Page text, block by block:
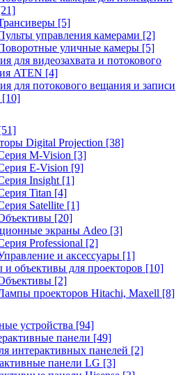
[5]
управления камерами [2]
уличные камеры [5]
для видеозахвата и потокового
ATEN [4]
для потокового вещания и записи
[10]
Digital Projection [38]
M-Vision [3]
E-Vision [9]
Insight [1]
Titan [4]
Satellite [1]
[20]
экраны Adeo [3]
Professional [2]
и аксессуары [1]
объективы для проекторов [10]
[2]
проекторов Hitachi, Maxell [8]
устройства [94]
панели [49]
интерактивных панелей [2]
панели LG [3]